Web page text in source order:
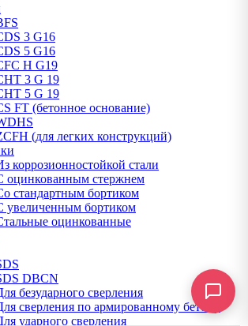
3 G16
5 G16
H G19
3 G 19
5 G 19
FT (бетонное основание)
(для легких конструкций)
коррозионностойкой стали
оцинкованным стержнем
стандартным бортиком
увеличенным бортиком
оцинкованные
DBCN
безударного сверления
сверления по армированному бетону
ударного сверления